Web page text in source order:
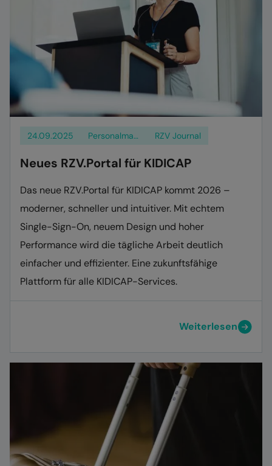
24.09.2025 Personalmanagement RZV Journal
Neues RZV.Portal für KIDICAP
Das neue RZV.Portal für KIDICAP kommt 2026 –
moderner, schneller und intuitiver. Mit echtem
Single-Sign-On, neuem Design und hoher
Performance wird die tägliche Arbeit deutlich
einfacher und effizienter. Eine zukunftsfähige
Plattform für alle KIDICAP-Services.
Weiterlesen